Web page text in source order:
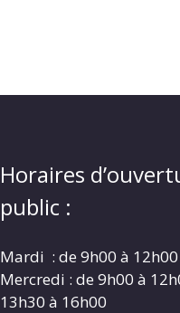
Horaires
public :
Mardi : de 9h00 à 12h00
Mercredi : de 9h00 à
13h30 à 16h00